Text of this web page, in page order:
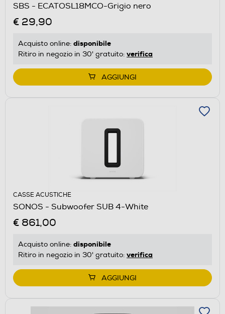
SBS - ECATOSL18MCO-Grigio nero
€ 29,90
Acquisto online: disponibile
Ritiro in negozio in 30' gratuito: verifica
AGGIUNGI
CASSE ACUSTICHE
SONOS - Subwoofer SUB 4-White
€ 861,00
Acquisto online: disponibile
Ritiro in negozio in 30' gratuito: verifica
AGGIUNGI